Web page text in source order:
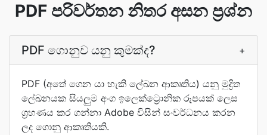
PDF පරිවර්තන නිතර අසන ප්‍රශ්න
PDF ගොනුව යනු කුමක්ද? +
PDF (අතේ ගෙන යා හැකි ලේඛන ආකෘතිය) යනු මුද්‍රිත
ලේඛනයක සියලුම අංග ඉලෙක්ට්‍රොනික රූපයක් ලෙස
ග්‍රහණය කර ගන්නා Adobe විසින් සංවර්ධනය කරන
ලද ගොනු ආකෘතියකි.